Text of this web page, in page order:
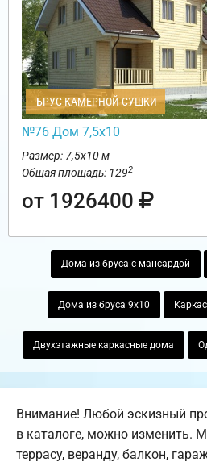
БРУС КАМЕРНОЙ СУШКИ
№76 Дом 7,5х10
Размер: 7,5х10 м
Общая площадь: 1292
от 1926400
Дома из бруса с мансардой
Дома из бруса 9х10
Двухэтажные каркасные дома
Внимание! Любой эскизный
в каталоге, можно изменить.
террасу, веранду, балкон,